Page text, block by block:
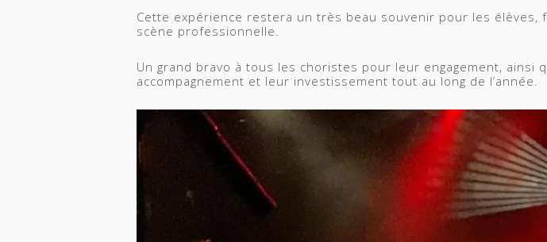
Cette expérience restera un très beau souvenir pour les élèves,
scène professionnelle.
Un grand bravo à tous les choristes pour leur engagement, ainsi
accompagnement et leur investissement tout au long de l’année.